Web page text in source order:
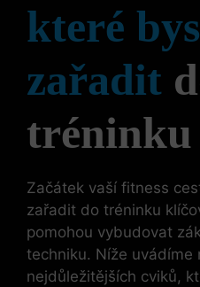
které
zařadit
tréninku
Začátek vaší fitness
zařadit do tréninku
pomohou vybudovat
techniku. Níže uvádíme
nejdůležitějších cviků,